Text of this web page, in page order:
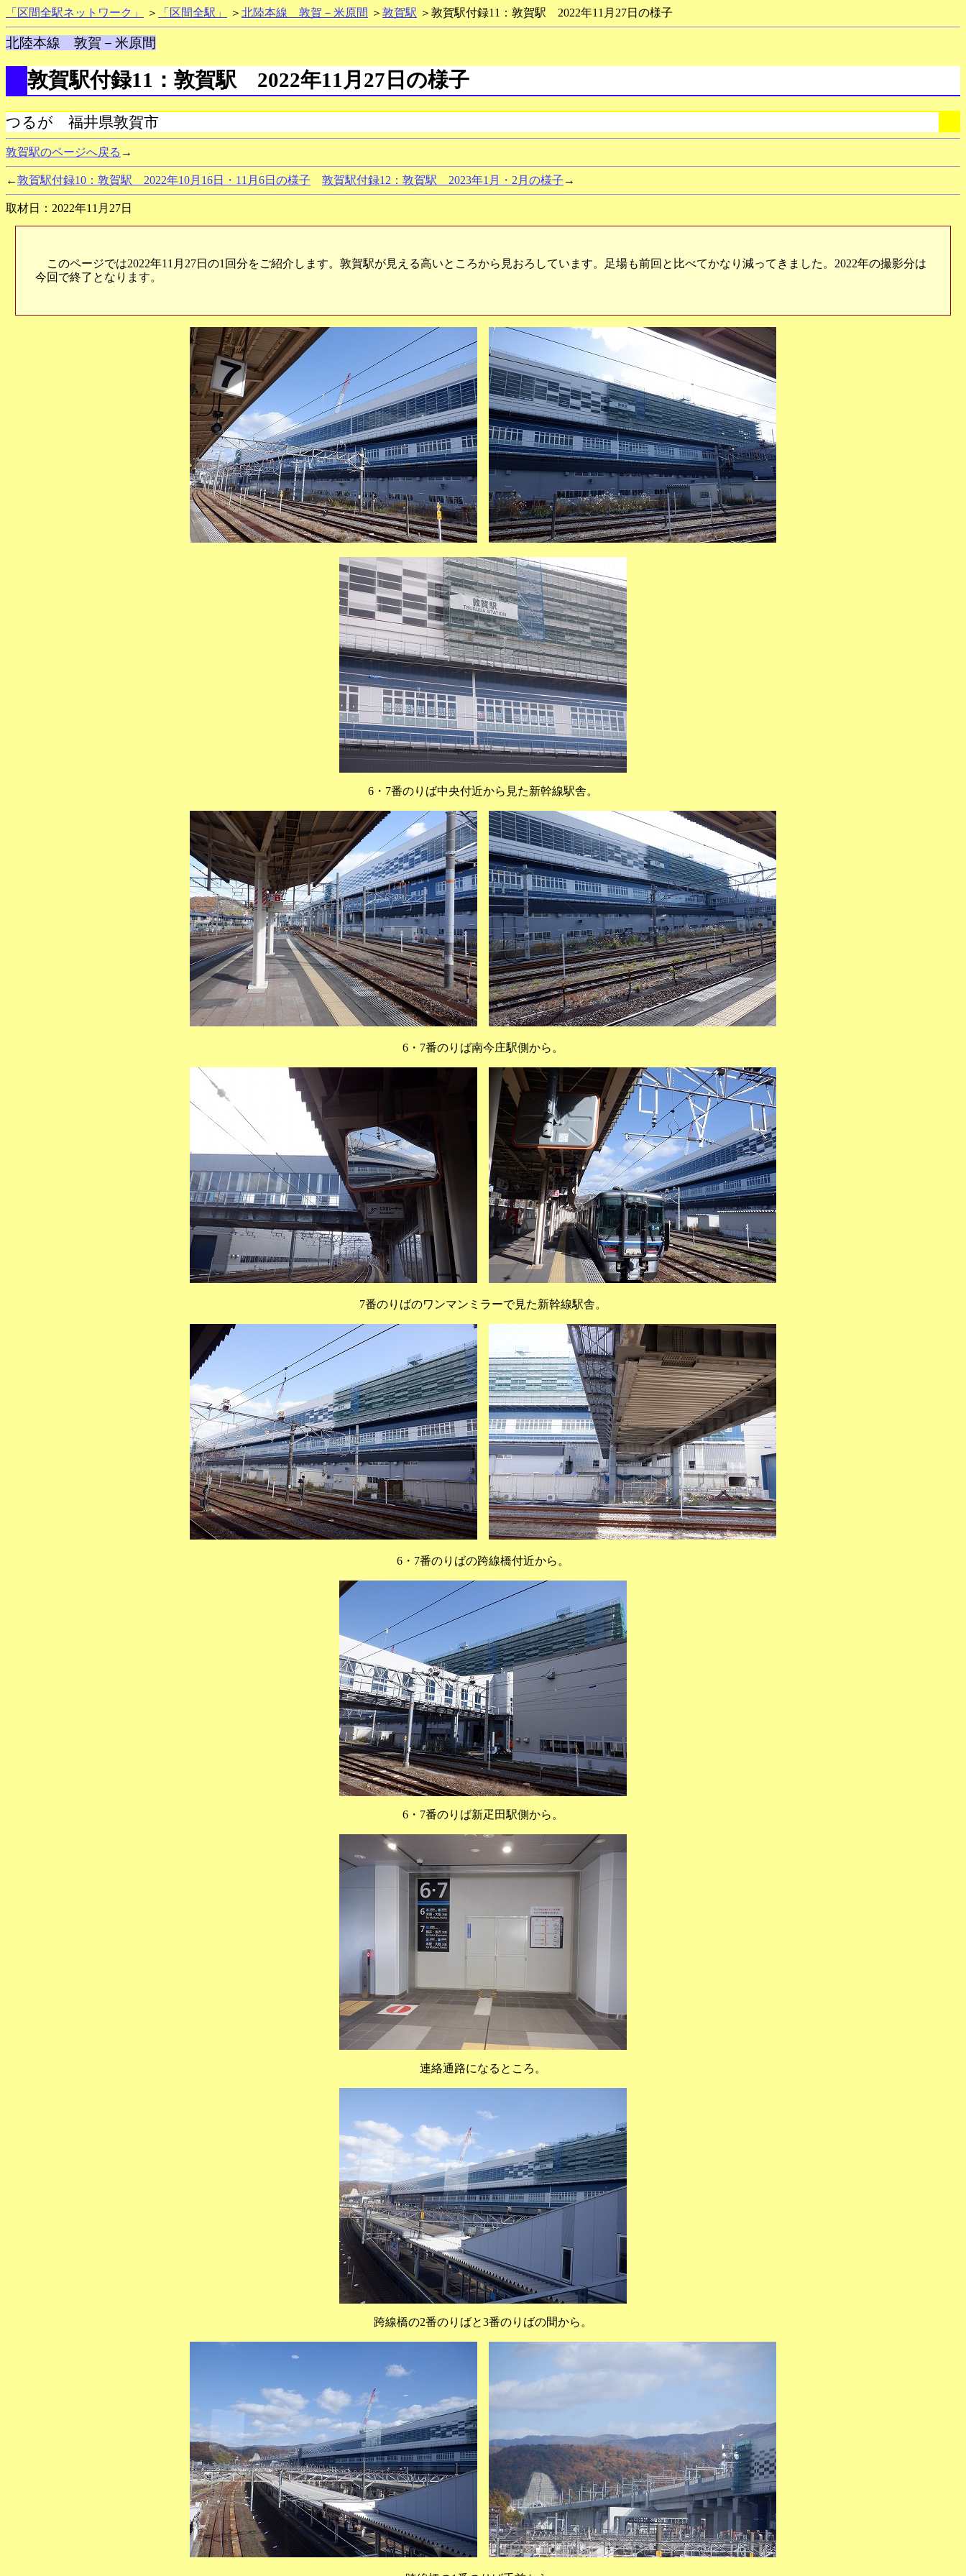
「区間全駅ネットワーク」 ＞ 「区間全駅」 ＞ 北陸本線 敦賀－米原間 ＞ 敦賀駅 ＞敦賀駅付録11：敦賀駅 2022年11月27日の様子
北陸本線 敦賀－米原間
敦賀駅付録11：敦賀駅 2022年11月27日の様子
つるが 福井県敦賀市
敦賀駅のページへ戻る →
←敦賀駅付録10：敦賀駅 2022年10月16日・11月6日の様子 敦賀駅付録12：敦賀駅 2023年1月・2月の様子 →
取材日：2022年11月27日
このページでは2022年11月27日の1回分をご紹介します。敦賀駅が見える高いところから見おろしています。足場も前回と比べてかなり減ってきました。2022年の撮影分は
今回で終了となります。
6・7番のりば中央付近から見た新幹線駅舎。
6・7番のりば南今庄駅側から。
7番のりばのワンマンミラーで見た新幹線駅舎。
6・7番のりばの跨線橋付近から。
6・7番のりば新疋田駅側から。
連絡通路になるところ。
跨線橋の2番のりばと3番のりばの間から。